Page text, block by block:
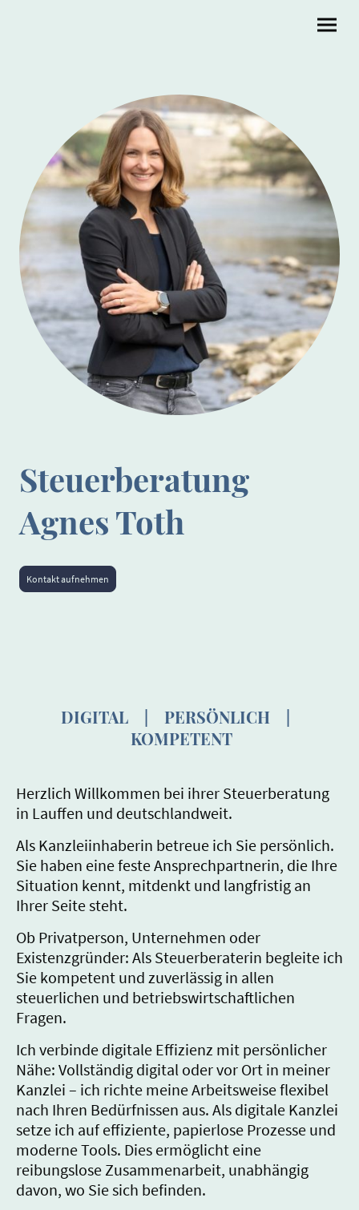
Steuerberatung
Agnes Toth
Kontakt aufnehmen
DIGITAL | PERSÖNLICH |
KOMPETENT
Herzlich Willkommen bei ihrer Steuerberatung
in Lauffen und deutschlandweit.
Als Kanzleiinhaberin betreue ich Sie persönlich.
Sie haben eine feste Ansprechpartnerin, die Ihre
Situation kennt, mitdenkt und langfristig an
Ihrer Seite steht.
Ob Privatperson, Unternehmen oder
Existenzgründer: Als Steuerberaterin begleite ich
Sie kompetent und zuverlässig in allen
steuerlichen und betriebswirtschaftlichen
Fragen.
Ich verbinde digitale Effizienz mit persönlicher
Nähe: Vollständig digital oder vor Ort in meiner
Kanzlei – ich richte meine Arbeitsweise flexibel
nach Ihren Bedürfnissen aus. Als digitale Kanzlei
setze ich auf effiziente, papierlose Prozesse und
moderne Tools. Dies ermöglicht eine
reibungslose Zusammenarbeit, unabhängig
davon, wo Sie sich befinden.